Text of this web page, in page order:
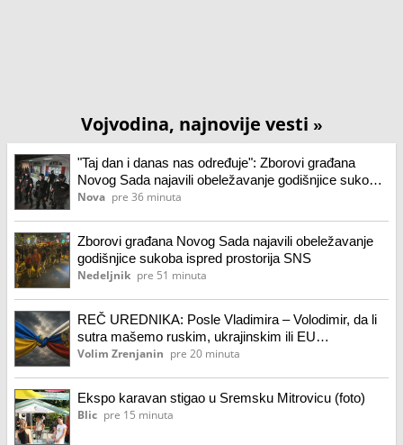
Vojvodina, najnovije vesti »
"Taj dan i danas nas određuje": Zborovi građana
Novog Sada najavili obeležavanje godišnjice sukoba
ispred prostorija SNS
Nova pre 36 minuta
Zborovi građana Novog Sada najavili obeležavanje
godišnjice sukoba ispred prostorija SNS
Nedeljnik pre 51 minuta
REČ UREDNIKA: Posle Vladimira – Volodimir, da li
sutra mašemo ruskim, ukrajinskim ili EU
zastavicama? Kako se piše Vladimir ili Volodimir?
Volim Zrenjanin pre 20 minuta
Ekspo karavan stigao u Sremsku Mitrovicu (foto)
Blic pre 15 minuta